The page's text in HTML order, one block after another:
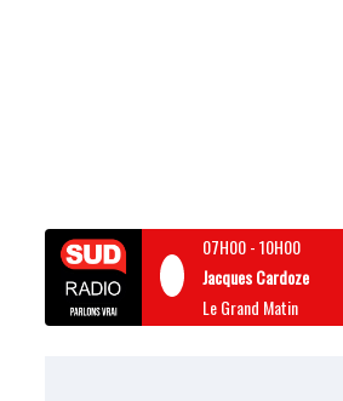
07H00-10H00
Jacques Cardoze
Le Grand Matin